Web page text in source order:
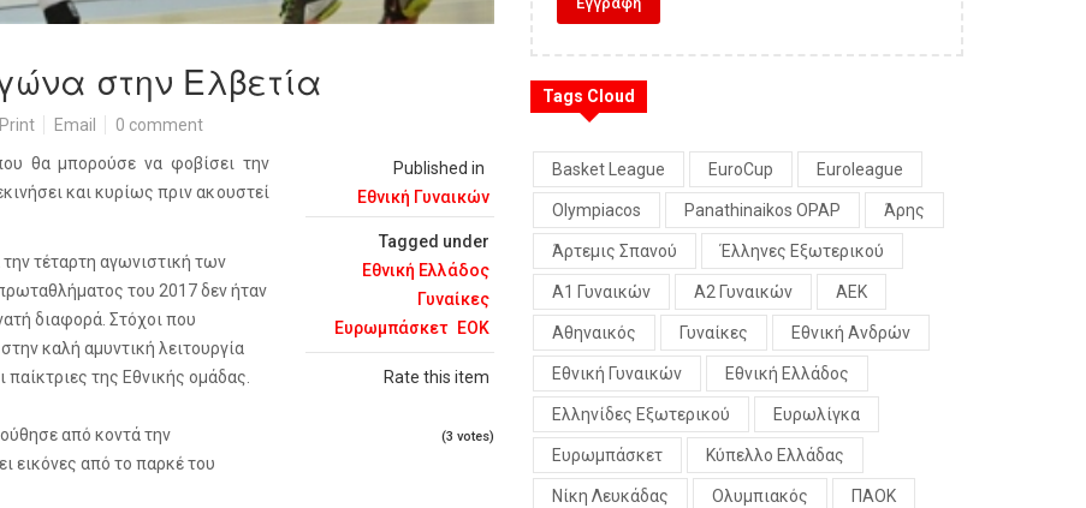
στην Ελβετία
Print Email 0 comment
Published in
Εθνική Γυναικών
Tagged under
Εθνική Ελλάδος
Γυναίκες
Ευρωμπάσκετ ΕΟΚ
Rate this item
(3 votes)
θα μπορούσε να φοβίσει την
και κυρίως πριν ακουστεί
τέταρτη αγωνιστική των
του 2017 δεν ήταν
διαφορά. Στόχοι που
καλή αμυντική λειτουργία
της Εθνικής ομάδας.
από κοντά την
εικόνες από το παρκέ του
Tags Cloud
Basket League EuroCup Euroleague
Olympiacos Panathinaikos OPAP Άρης
Άρτεμις Σπανού Έλληνες Εξωτερικού
Α1 Γυναικών Α2 Γυναικών ΑΕΚ
Αθηναικός Γυναίκες Εθνική Ανδρών
Εθνική Γυναικών Εθνική Ελλάδος
Ελληνίδες Εξωτερικού Ευρωλίγκα
Ευρωμπάσκετ Κύπελλο Ελλάδας
Νίκη Λευκάδας Ολυμπιακός ΠΑΟΚ